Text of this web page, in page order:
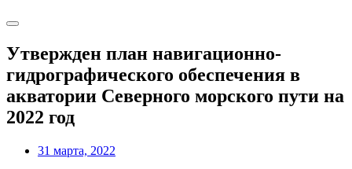
Утвержден план навигационно-
гидрографического обеспечения в
акватории Северного морского пути на
2022 год
31 марта, 2022